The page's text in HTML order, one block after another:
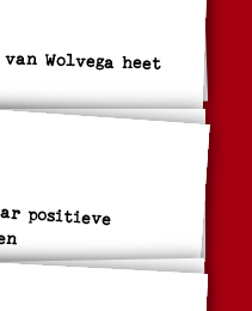
Wolvega heet
positieve